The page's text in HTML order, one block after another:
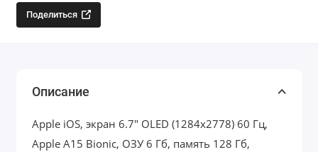
Поделиться
Описание
Apple iOS, экран 6.7" OLED (1284x2778) 60 Гц,
Apple A15 Bionic, ОЗУ 6 Гб, память 128 Гб,